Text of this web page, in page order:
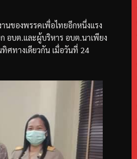
นของพรรคเพื่อไทยอีกหนึ่งแรง
อบต.และผู้บริหาร อบต.นาเพียง
ศทางเดียวกัน เมื่อวันที่ 24